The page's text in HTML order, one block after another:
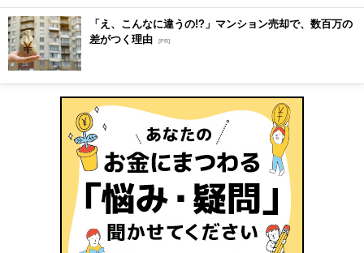
「え、こんなに違うの!?」マンション売却で、数百万の
差がつく理由 [PR]